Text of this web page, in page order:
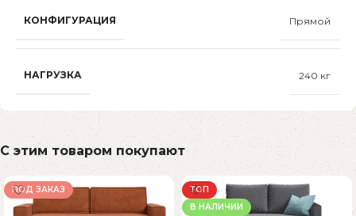
КОНФИГУРАЦИЯ Прямой
НАГРУЗКА 240 кг
С этим товаром покупают
ПОД ЗАКАЗ
ТОП
В НАЛИЧИИ